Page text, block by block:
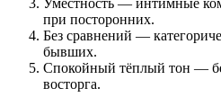
Уместность — интимные
при посторонних.
Без сравнений —
бывших.
Спокойный тёплый тон —
восторга.